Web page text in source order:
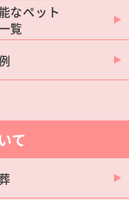
なペット
覧
て